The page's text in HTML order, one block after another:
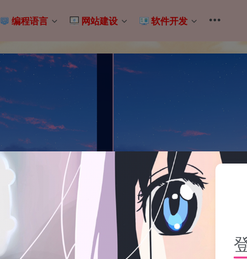
编程语言 网站建设 软件开发